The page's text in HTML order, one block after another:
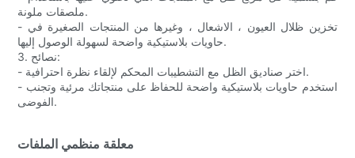
ملصقات ملونة.
- تخزين ظلال العيون ، الاشعال ، وغيرها من المنتجات الصغيرة في
حاويات بلاستيكية واضحة لسهولة الوصول إليها.
3. نصائح:
- اختر صناديق الظل مع التشطيبات المحكم لإلقاء نظرة احترافية.
- استخدم حاويات بلاستيكية واضحة للحفاظ على منتجاتك مرئية وتجنب
الفوضى.
معلقة منظمي الملفات